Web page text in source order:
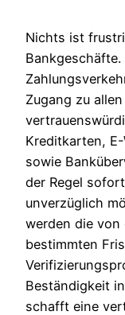
Nichts ist
Zugang zu
Kreditkarten,
sowie
der Regel
unverzüglich
werden die von
bestimmten
Beständigkeit
schafft eine